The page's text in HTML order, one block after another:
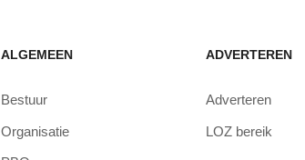
ALGEMEEN
Bestuur
Organisatie
ADVERTEREN
Adverteren
LOZ bereik